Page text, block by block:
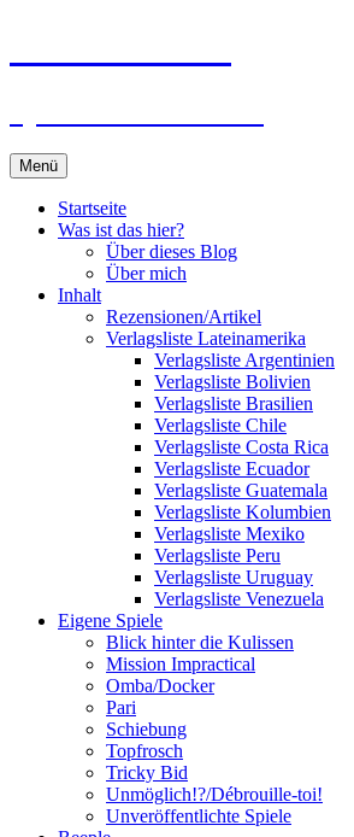
Menü
Startseite
Was ist das hier?
Über dieses Blog
Über mich
Inhalt
Rezensionen/Artikel
Verlagsliste Lateinamerika
Verlagsliste Argentinien
Verlagsliste Bolivien
Verlagsliste Brasilien
Verlagsliste Chile
Verlagsliste Costa Rica
Verlagsliste Ecuador
Verlagsliste Guatemala
Verlagsliste Kolumbien
Verlagsliste Mexiko
Verlagsliste Peru
Verlagsliste Uruguay
Verlagsliste Venezuela
Eigene Spiele
Blick hinter die Kulissen
Mission Impractical
Omba/Docker
Pari
Schiebung
Topfrosch
Tricky Bid
Unmöglich!?/Débrouille-toi!
Unveröffentlichte Spiele